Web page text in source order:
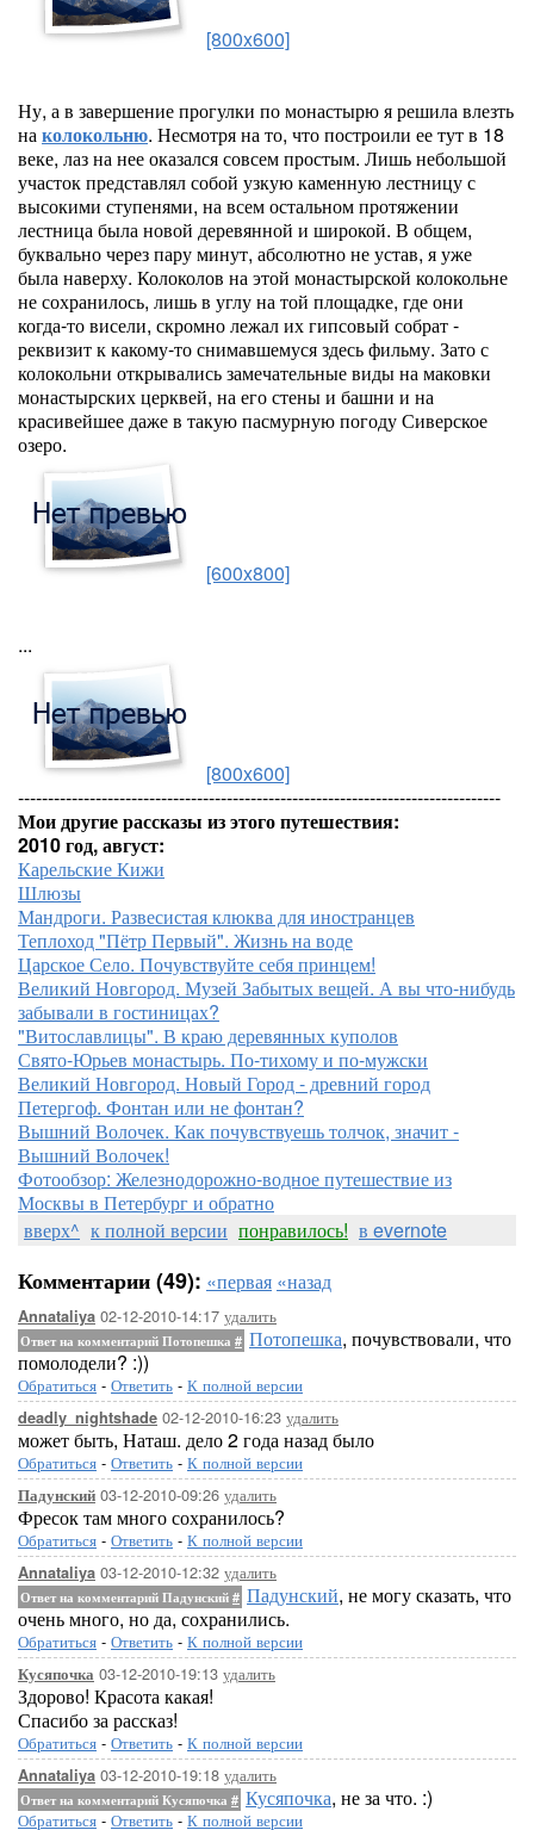
[800x600]
Ну, а в завершение прогулки по монастырю я решила влезть
наколокольню. Несмотря на то, что построили ее тут в 18
веке, лаз на нее оказался совсем простым. Лишь небольшой
участок представлял собой узкую каменную лестницу с
высокими ступенями, на всем остальном протяжении
лестница была новой деревянной и широкой. В общем,
буквально через пару минут, абсолютно не устав, я уже
была наверху. Колоколов на этой монастырской колокольне
не сохранилось, лишь в углу на той площадке, где они
когда-то висели, скромно лежал их гипсовый собрат -
реквизит к какому-то снимавшемуся здесь фильму. Зато с
колокольни открывались замечательные виды на маковки
монастырских церквей, на его стены и башни и на
красивейшее даже в такую пасмурную погоду Сиверское
озеро.
[600x800]
...
[800x600]
---------------------------------------------------------------------------------
Мои другие рассказы из этого путешествия:
2010 год, август:
Карельские Кижи
Шлюзы
Мандроги. Развесистая клюква для иностранцев
Теплоход "Пётр Первый". Жизнь на воде
Царское Село. Почувствуйте себя принцем!
Великий Новгород. Музей Забытых вещей. А вы что-нибудь
забывали в гостиницах?
"Витославлицы". В краю деревянных куполов
Свято-Юрьев монастырь. По-тихому и по-мужски
Великий Новгород. Новый Город - древний город
Петергоф. Фонтан или не фонтан?
Вышний Волочек. Как почувствуешь толчок, значит -
Вышний Волочек!
Фотообзор: Железнодорожно-водное путешествие из
Москвы в Петербург и обратно
вверх^ к полной версии понравилось! в evernote
Комментарии (49): «первая «назад
Annataliya 02-12-2010-14:17 удалить
Ответ на комментарий Потопешка # Потопешка, почувствовали, что
помолодели? :))
Обратиться - Ответить - К полной версии
deadly_nightshade 02-12-2010-16:23 удалить
может быть, Наташ. дело 2 года назад было
Обратиться - Ответить - К полной версии
Падунский 03-12-2010-09:26 удалить
Фресок там много сохранилось?
Обратиться - Ответить - К полной версии
Annataliya 03-12-2010-12:32 удалить
Ответ на комментарий Падунский # Падунский, не могу сказать, что
очень много, но да, сохранились.
Обратиться - Ответить - К полной версии
Кусяпочка 03-12-2010-19:13 удалить
Здорово! Красота какая!
Спасибо за рассказ!
Обратиться - Ответить - К полной версии
Annataliya 03-12-2010-19:18 удалить
Ответ на комментарий Кусяпочка # Кусяпочка, не за что. :)
Обратиться - Ответить - К полной версии